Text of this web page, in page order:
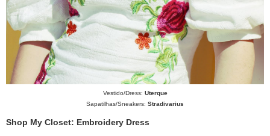
Vestido/Dress: Uterque
Sapatilhas/Sneakers: Stradivarius
Shop My Closet: Embroidery Dress